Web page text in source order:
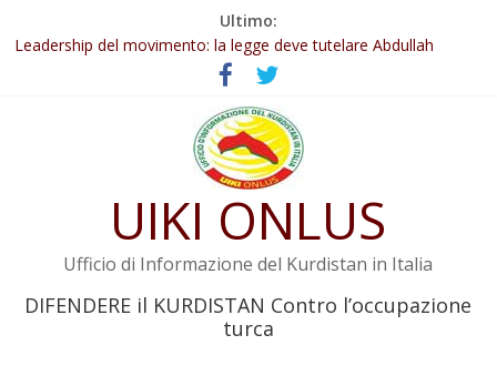
Ultimo:
Abdullah Öcalan: Le legge negativa deve essere trasformata in
legge positiva
Leadership del movimento: la legge deve tutelare Abdullah
Commissione donne del KNK: Şengal è di nuovo sotto minaccia
Non tenere conto della situazione di Rêber Apo ostacolerebbe
Il KNK chiede un’azione internazionale contro i crimini di guerra
UIKI ONLUS
Ufficio di Informazione del Kurdistan in Italia
DIFENDERE il KURDISTAN Contro l’occupazione
turca